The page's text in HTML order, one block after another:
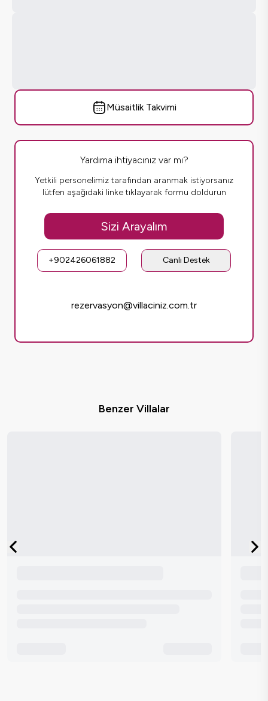
Müsaitlik Takvimi
Yardıma ihtiyacınız var mı?
Yetkili personelimiz tarafından aranmak istiyorsanız
lütfen aşağıdaki linke tıklayarak formu doldurun
Sizi Arayalım
+902426061882 Canlı Destek
rezervasyon@villaciniz.com.tr
Benzer Villalar